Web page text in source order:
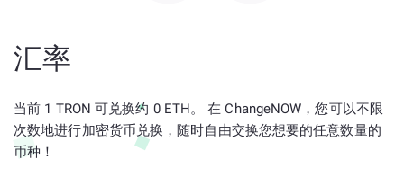
汇率
当前 1 TRON 可兑换约 0 ETH。 在 ChangeNOW，您可以不限
次数地进行加密货币兑换，随时自由交换您想要的任意数量的
币种！